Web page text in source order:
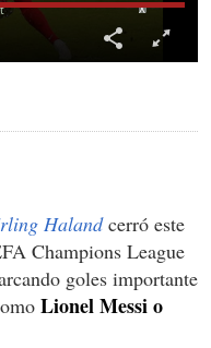
X
Halandcerró este
Champions League
goles importante
Lionel Messi o